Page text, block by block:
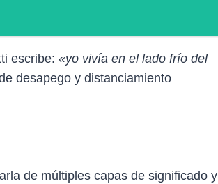
escribe: «yo vivía en el lado frío del
desapego y distanciamiento
de múltiples capas de significado y